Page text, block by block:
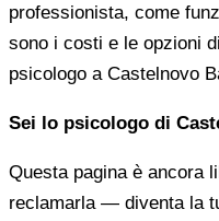
professionista, come
sono i costi e le opzioni
psicologo a Castelnovo
Sei lo psicologo di
Questa pagina è ancora
reclamarla — diventa la